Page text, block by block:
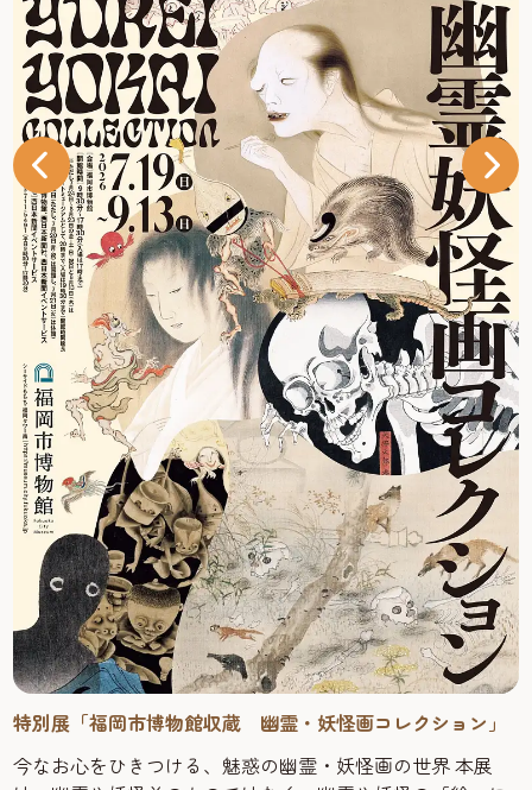
特別展「福岡市博物館収蔵 幽霊・妖怪画コレクション」
今なお心をひきつける、魅惑の幽霊・妖怪画の世界 本展